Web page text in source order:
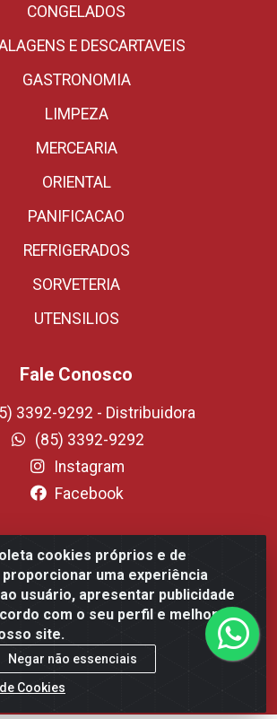
cookies próprios e de
uma experiência
usuário, apresentar publicidade
com o seu perfil e melhorar a
site.
Negar não essenciais
Cookies
CONGELADOS
E DESCARTAVEIS
GASTRONOMIA
LIMPEZA
MERCEARIA
ORIENTAL
PANIFICACAO
REFRIGERADOS
SORVETERIA
UTENSILIOS
Fale Conosco
3392-9292 - Distribuidora
(85) 3392-9292
Instagram
Facebook
de Alimentos LTDA - Avenida
1268 - Messejana, Fortaleza/CE - CEP
254- CNPJ 09.317.318.0001-75